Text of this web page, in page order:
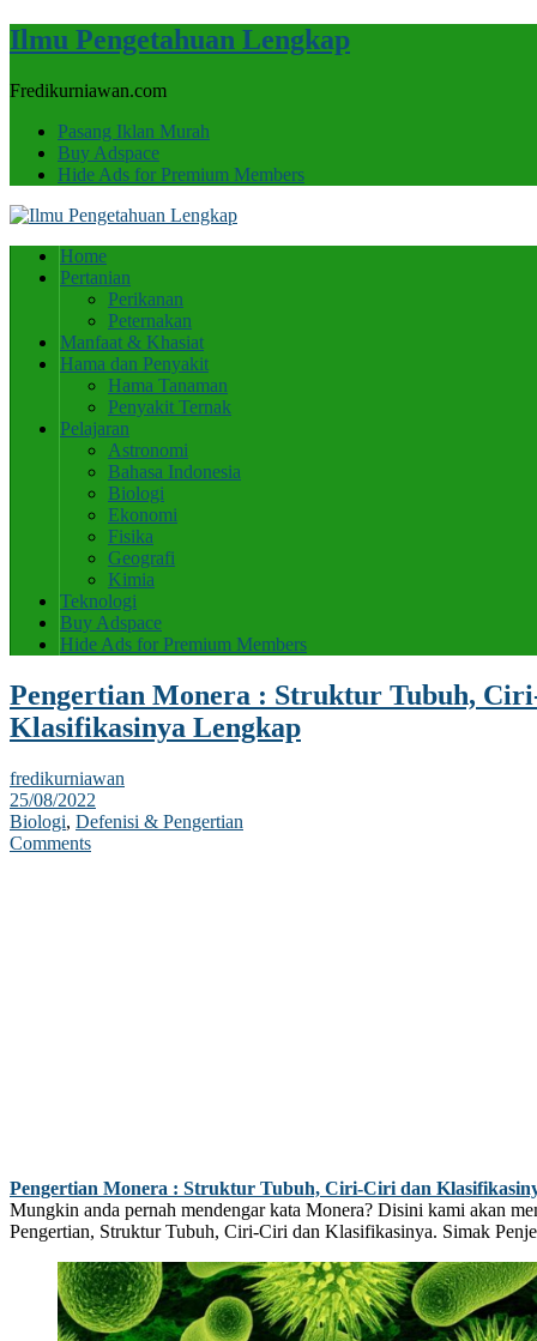
Ilmu Pengetahuan Lengkap
Fredikurniawan.com
Pasang Iklan Murah
Buy Adspace
Hide Ads for Premium Members
Home
Pertanian
Perikanan
Peternakan
Manfaat & Khasiat
Hama dan Penyakit
Hama Tanaman
Penyakit Ternak
Pelajaran
Astronomi
Bahasa Indonesia
Biologi
Ekonomi
Fisika
Geografi
Kimia
Teknologi
Buy Adspace
Hide Ads for Premium Members
Pengertian Monera : Struktur Tubuh,
Klasifikasinya Lengkap
fredikurniawan
25/08/2022
Biologi, Defenisi & Pengertian
Comments
Pengertian Monera : Struktur Tubuh, Ciri-Ciri dan
Mungkin anda pernah mendengar kata Monera? Disini kami akan
Pengertian, Struktur Tubuh, Ciri-Ciri dan Klasifikasinya. Simak